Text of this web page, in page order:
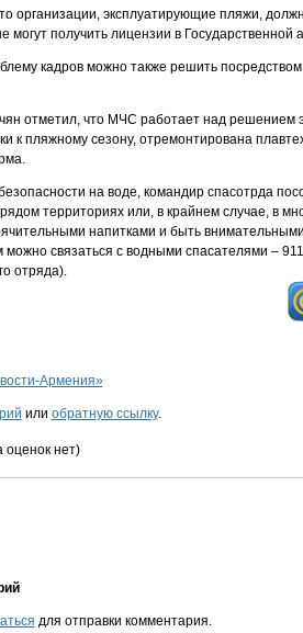
организации, эксплуатирующие пляжи,
могут получить лицензии в Государственной
кадров можно также решить
отметил, что МЧС работает над решением
к пляжному сезону, отремонтирована
на воде, командир спасотрда
территориях или, в крайнем случае, в
напитками и быть
можно связаться с водными спасателями –
отряда).
Армения»
или обратную ссылку.
оценок нет)
для отправки комментария.